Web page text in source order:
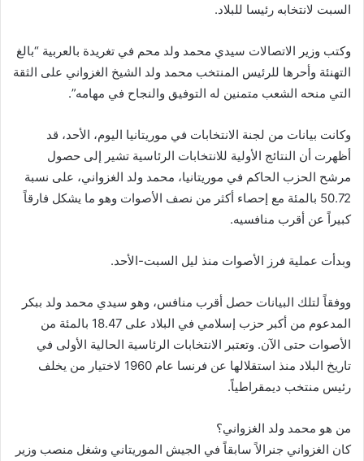
السبت لانتخابه رئيسا للبلاد.
وكتب وزير الاتصالات سيدي محمد ولد محم في تغريدة بالعربية “بالغ
التهنئة وأحرها للرئيس المنتخب محمد ولد الشيخ الغزواني على الثقة
التي منحه الشعب متمنين له التوفيق والنجاح في مهامه”.
وكانت بيانات من لجنة الانتخابات في موريتانيا اليوم، الأحد، قد
أظهرت أن النتائج الأولية للانتخابات الرئاسية تشير إلى حصول
مرشح الحزب الحاكم في موريتانيا، محمد ولد الغزواني، على نسبة
50.72 بالمئة مع إحصاء أكثر من نصف الأصوات وهو ما يشكل فارقاً
كبيراً عن أقرب منافسيه.
وبدأت عملية فرز الأصوات منذ ليل السبت-الأحد.
ووفقاً لتلك البيانات حصل أقرب منافس، وهو سيدي محمد ولد ببكر
المدعوم من أكبر حزب إسلامي في البلاد على 18.47 بالمئة من
الأصوات حتى الآن. وتعتبر الانتخابات الرئاسية الحالية الأولى في
تاريخ البلاد منذ استقلالها عن فرنسا عام 1960 لاختيار من يخلف
رئيس منتخب ديمقراطياً.
من هو محمد ولد الغزواني؟
كان الغزواني جنرالاً سابقاً في الجيش الموريتاني وشغل منصب وزير